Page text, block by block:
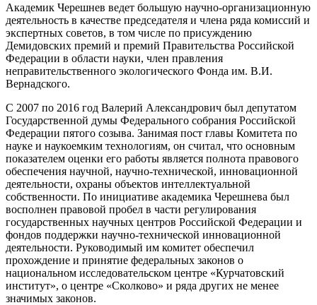
Академик Черешнев ведет большую научно-организационную
деятельность в качестве председателя и члена ряда комиссий и
экспертных советов, в том числе по присуждению
Демидовских премий и премий Правительства Российской
Федерации в области науки, член правления
неправительственного экологического Фонда им. В.И.
Вернадского.
С 2007 по 2016 год Валерий Александрович был депутатом
Государственной думы Федерального собрания Российской
Федерации пятого созыва. Занимая пост главы Комитета по
науке и наукоемким технологиям, он считал, что основным
показателем оценки его работы является полнота правового
обеспечения научной, научно-технической, инновационной
деятельности, охраны объектов интеллектуальной
собственности. По инициативе академика Черешнева был
восполнен правовой пробел в части регулирования
государственных научных центров Российской Федерации и
фондов поддержки научно-технической инновационной
деятельности. Руководимый им комитет обеспечил
прохождение и принятие федеральных законов о
национальном исследовательском центре «Курчатовский
институт», о центре «Сколково» и ряда других не менее
значимых законов.